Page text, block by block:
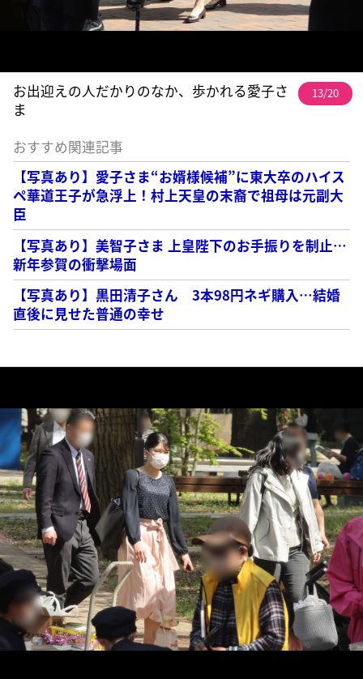
お出迎えの人だかりのなか、歩かれる愛子さ
ま
13/20
おすすめ関連記事
【写真あり】愛子さま“お婿様候補”に東大卒のハイス
ペ華道王子が急浮上！村上天皇の末裔で祖母は元副大
臣
【写真あり】美智子さま 上皇陛下のお手振りを制止…
新年参賀の衝撃場面
【写真あり】黒田清子さん 3本98円ネギ購入…結婚
直後に見せた普通の幸せ